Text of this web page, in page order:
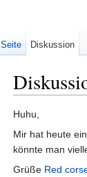
Huhu,
Mir hat heute
könnte man
Grüße Red
Seite Diskussion